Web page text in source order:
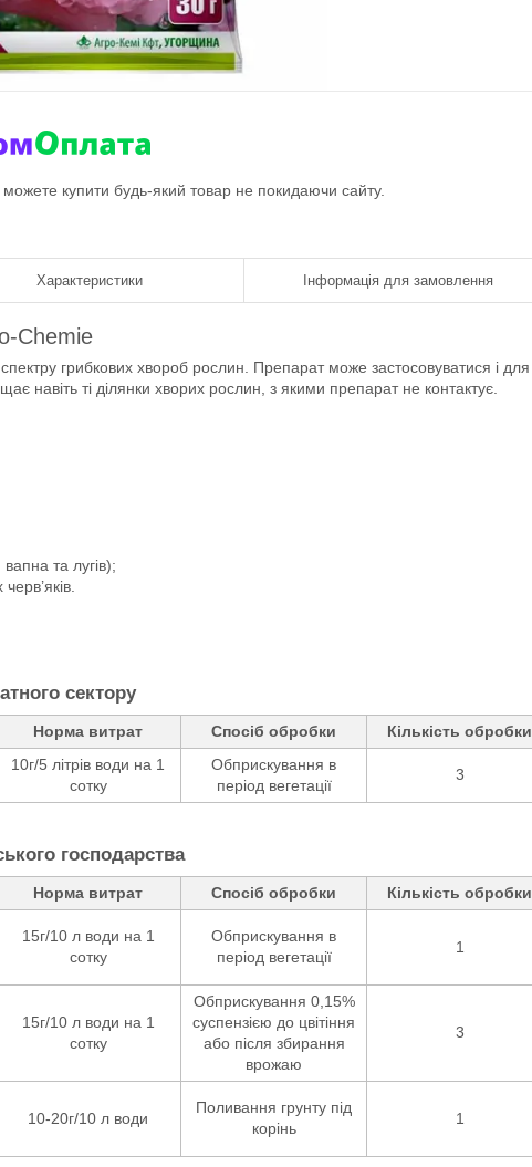
купити будь-який товар не покидаючи сайту.
Характеристики Інформація для замовлення
Chemie
грибкових хвороб рослин. Препарат може застосовуватися і для
навіть ті ділянки хворих рослин, з якими препарат не контактує.
та лугів);
сектору
Норма витрат Спосіб обробки Кількість обробки
10г/5 літрів води на 1
сотку
Обприскування в
період вегетації
3
господарства
Норма витрат Спосіб обробки Кількість обробки
15г/10 л води на 1
сотку
Обприскування в
період вегетації
1
15г/10 л води на 1
сотку
Обприскування 0,15%
суспензією до цвітіння
або після збирання
врожаю
3
10-20г/10 л води
Поливання грунту під
корінь
1